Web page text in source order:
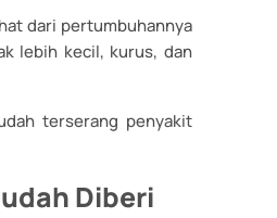
dari pertumbuhannya
lebih kecil, kurus, dan
terserang penyakit
Diberi